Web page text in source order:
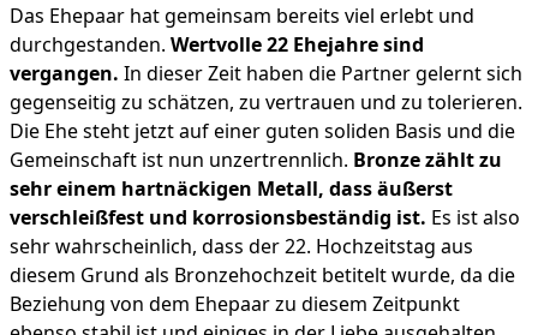
Das Ehepaar hat gemeinsam bereits viel erlebt und
durchgestanden. Wertvolle 22 Ehejahre sind
vergangen. In dieser Zeit haben die Partner gelernt sich
gegenseitig zu schätzen, zu vertrauen und zu tolerieren.
Die Ehe steht jetzt auf einer guten soliden Basis und die
Gemeinschaft ist nun unzertrennlich. Bronze zählt zu
sehr einem hartnäckigen Metall, dass äußerst
verschleißfest und korrosionsbeständig ist. Es ist also
sehr wahrscheinlich, dass der 22. Hochzeitstag aus
diesem Grund als Bronzehochzeit betitelt wurde, da die
Beziehung von dem Ehepaar zu diesem Zeitpunkt